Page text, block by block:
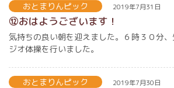
おとまりんピック 2019年7月31日
⑫おはようございます！
気持ちの良い朝を迎えました。６時３０分
ジオ体操を行いました。
おとまりんピック 2019年7月30日